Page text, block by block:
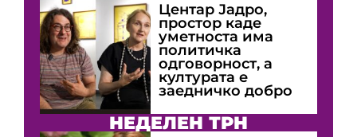
Центар Јадро,
простор каде
уметноста има
политичка
одговорност, а
културата е
заедничко добро
НЕДЕЛЕН ТРН